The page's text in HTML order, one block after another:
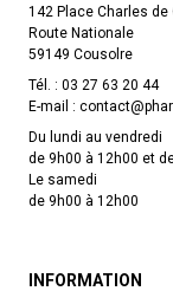
142 Place Charles de
Route Nationale
59149 Cousolre
Tél. : 03 27 63 20 44
E-mail : contact@
Du lundi au vendredi
de 9h00 à 12h00 et
Le samedi
de 9h00 à 12h00
INFORMATION